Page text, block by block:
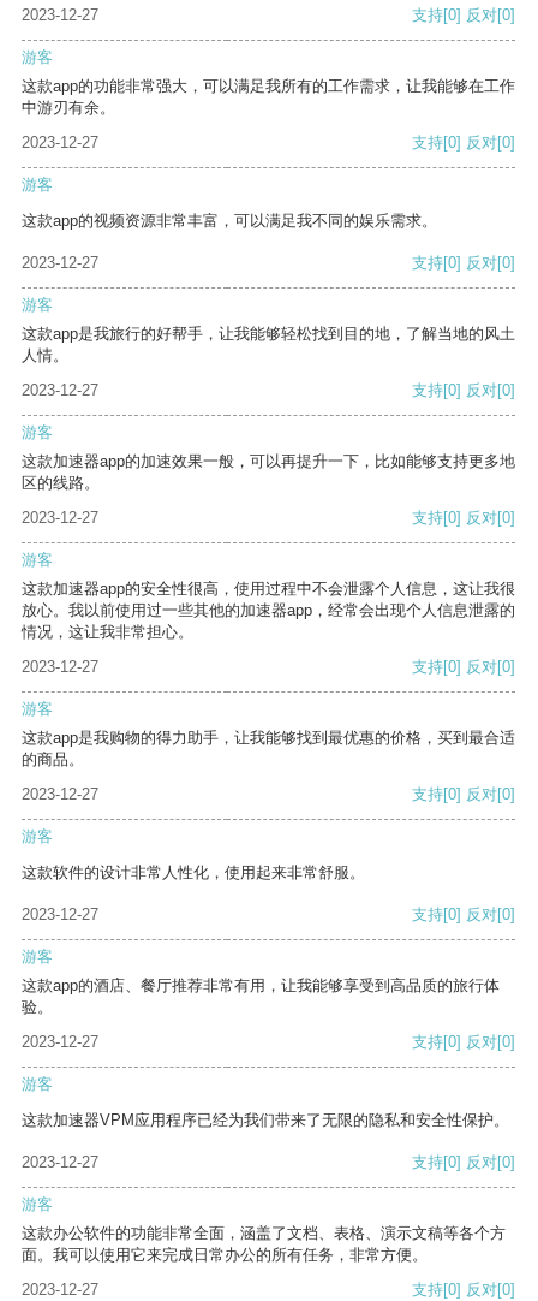
2023-12-27 支持[0] 反对[0]
游客
这款app的功能非常强大，可以满足我所有的工作需求，让我能够在工作
中游刃有余。
2023-12-27
支持[0] 反对[0]
游客
这款app的视频资源非常丰富，可以满足我不同的娱乐需求。
2023-12-27 支持[0] 反对[0]
游客
这款app是我旅行的好帮手，让我能够轻松找到目的地，了解当地的风土
人情。
2023-12-27
支持[0] 反对[0]
游客
这款加速器app的加速效果一般，可以再提升一下，比如能够支持更多地
区的线路。
2023-12-27
支持[0] 反对[0]
游客
这款加速器app的安全性很高，使用过程中不会泄露个人信息，这让我很
放心。我以前使用过一些其他的加速器app，经常会出现个人信息泄露的
情况，这让我非常担心。
2023-12-27
支持[0] 反对[0]
游客
这款app是我购物的得力助手，让我能够找到最优惠的价格，买到最合适
的商品。
2023-12-27
支持[0] 反对[0]
游客
这款软件的设计非常人性化，使用起来非常舒服。
2023-12-27 支持[0] 反对[0]
游客
这款app的酒店、餐厅推荐非常有用，让我能够享受到高品质的旅行体
验。
2023-12-27
支持[0] 反对[0]
游客
这款加速器VPM应用程序已经为我们带来了无限的隐私和安全性保护。
2023-12-27 支持[0] 反对[0]
游客
这款办公软件的功能非常全面，涵盖了文档、表格、演示文稿等各个方
面。我可以使用它来完成日常办公的所有任务，非常方便。
2023-12-27
支持[0] 反对[0]